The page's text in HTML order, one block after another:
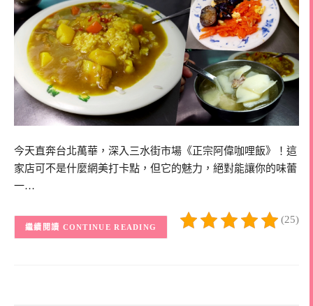
今天直奔台北萬華，深入三水街市場《正宗阿偉咖哩飯》！這
家店可不是什麼網美打卡點，但它的魅力，絕對能讓你的味蕾
一…
(25)
CONTINUE READING